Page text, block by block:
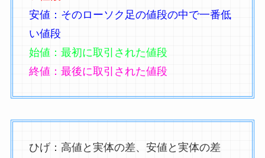
安値：そのローソク足の値段の中で一番低
い値段
始値：最初に取引された値段
終値：最後に取引された値段
ひげ：高値と実体の差、安値と実体の差